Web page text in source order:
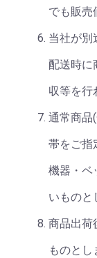
でも販売
当社が別
配送時に
収等を行
通常商品
帯をご指
機器・ベ
いものと
商品出荷
ものとし